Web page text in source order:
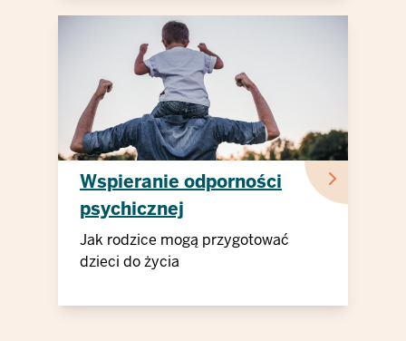
Wspieranie odporności
psychicznej
Jak rodzice mogą przygotować
dzieci do życia